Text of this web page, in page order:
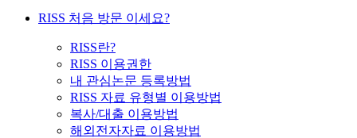
RISS 처음 방문 이세요?
RISS란?
RISS 이용권한
내 관심논문 등록방법
RISS 자료 유형별 이용방법
복사/대출 이용방법
해외전자자료 이용방법